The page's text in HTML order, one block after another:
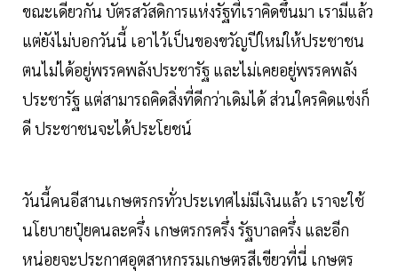
ขณะเดียวกัน บัตรสวัสดิการแห่งรัฐที่เราคิดขึ้นมา เรามีแล้ว
แต่ยังไม่บอกวันนี้ เอาไว้เป็นของขวัญปีใหม่ให้ประชาชน
ตนไม่ได้อยู่พรรคพลังประชารัฐ และไม่เคยอยู่พรรคพลัง
ประชารัฐ แต่สามารถคิดสิ่งที่ดีกว่าเดิมได้ ส่วนใครคิดแข่งก็
ดี ประชาชนจะได้ประโยชน์
วันนี้คนอีสานเกษตรกรทั่วประเทศไม่มีเงินแล้ว เราจะใช้
นโยบายปุ๋ยคนละครึ่ง เกษตรกรครึ่ง รัฐบาลครึ่ง และอีก
หน่อยจะประกาศอุตสาหกรรมเกษตรสีเขียวที่นี่ เกษตร